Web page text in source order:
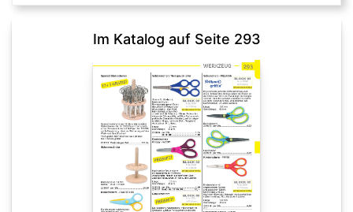
Im Katalog auf Seite 293